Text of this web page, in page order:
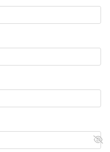
cu curent